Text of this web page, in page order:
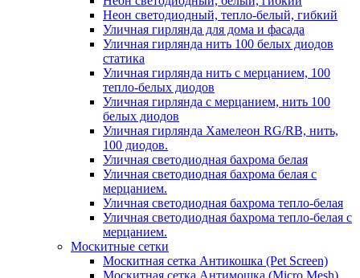
Неон светодиодный, тепло-белый, гибкий
Уличная гирлянда для дома и фасада
Уличная гирлянда нить 100 белых диодов
статика
Уличная гирлянда нить с мерцанием, 100
тепло-белых диодов
Уличная гирлянда с мерцанием, нить 100
белых диодов
Уличная гирлянда Хамелеон RG/RB, нить,
100 диодов.
Уличная светодиодная бахрома белая
Уличная светодиодная бахрома белая с
мерцанием.
Уличная светодиодная бахрома тепло-белая
Уличная светодиодная бахрома тепло-белая с
мерцанием.
Москитные сетки
Москитная сетка Антикошка (Pet Screen)
Москитная сетка Антимошка (Micro Mesh)